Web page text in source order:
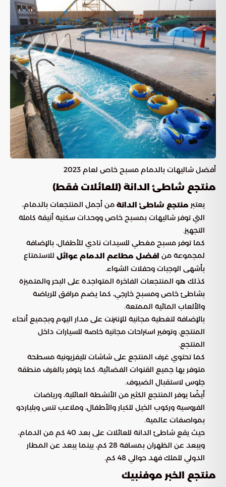
أفضل شاليهات بالدمام مسبح خاص لعام 2023
منتجع شاطئ الدانة (للعائلات فقط)
يعتبر منتجع شاطئ الدانة من أجمل المنتجعات بالدمام،
التي توفر شاليهات بمسبح خاص ووحدات سكنية أنيقة كاملة
التجهيز.
كما توفر مسبح مغطي للسيدات نادي للأطفال، بالإضافة
لمجموعة من افضل مطاعم الدمام عوائل للاستمتاع
بأشهى الوجبات وحفلات الشواء.
كذلك هو المنتجعات الفاخرة المتواجدة على البحر والمتميزة
بشاطئ خاص ومسبح خارجي، كما يضم مرافق للرياضة
والألعاب المائية الممتعة.
بالإضافة لتغطية مجانية للإنترنت على مدار اليوم وبجميع أنحاء
المنتجع، وتوفير استراحات مجانية خاصة للسيارات داخل
المنتجع.
كما تحتوي غرف المنتجع على شاشات تليفزيونية مسطحة
متوفر بها جميع القنوات الفضائية، كما يتوفر بالغرف منطقة
جلوس لاستقبال الضيوف.
أيضًا يوفر المنتجع الكثير من الأنشطة العائلية، ورياضات
الفروسية وركوب الخيل للكبار والأطفال، وملاعب تنس وبلياردو
بمواصفات عالمية.
حيث يقع شاطئ الدانة للعائلات على بعد 40 كم من الدمام،
ويبعد عن الظهران بمسافة 28 كم، بينما يبعد عن المطار
الدولي للملك فهد حوالي 48 كم.
منتجع الخبر موفنبيك